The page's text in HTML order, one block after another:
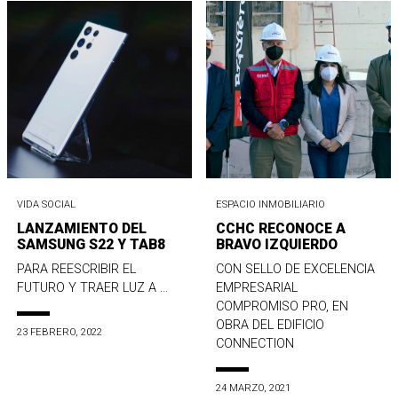
VIDA SOCIAL
LANZAMIENTO DEL
SAMSUNG S22 Y TAB8
PARA REESCRIBIR EL
FUTURO Y TRAER LUZ A ...
23 FEBRERO, 2022
ESPACIO INMOBILIARIO
CCHC RECONOCE A
BRAVO IZQUIERDO
CON SELLO DE EXCELENCIA
EMPRESARIAL
COMPROMISO PRO, EN
OBRA DEL EDIFICIO
CONNECTION
24 MARZO, 2021